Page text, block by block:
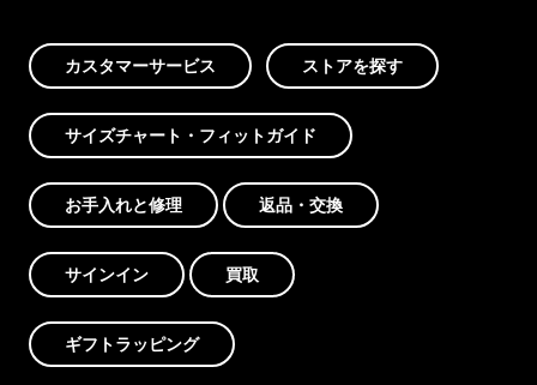
カスタマーサービス ストアを探す
サイズチャート・フィットガイド
お手入れと修理 返品・交換
サインイン 買取
ギフトラッピング